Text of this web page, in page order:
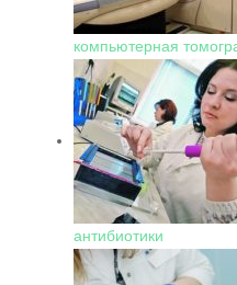
компьютерная
антибиотики